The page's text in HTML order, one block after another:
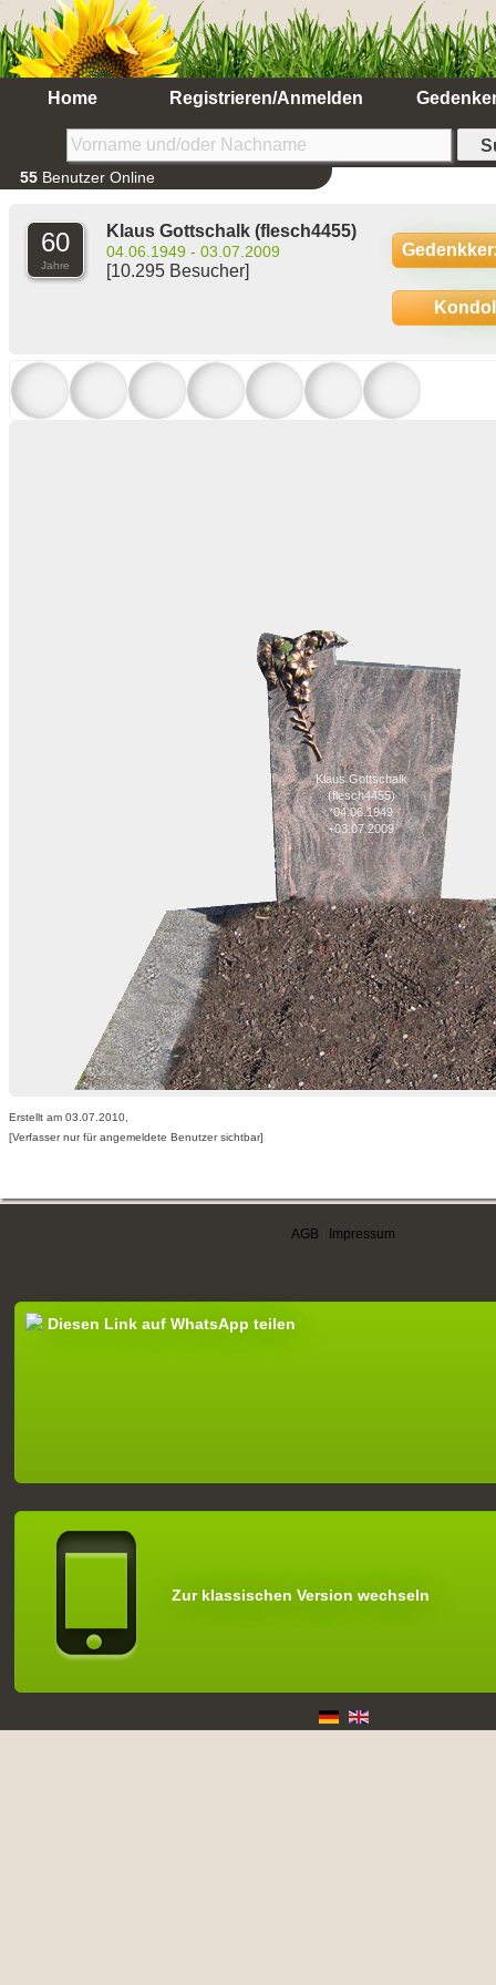
Home Registrieren/Anmelden
55 Benutzer Online
60
Jahre
Klaus Gottschalk (flesch4455)
04.06.1949 - 03.07.2009
[10.295 Besucher]
Klaus Gottschalk
(flesch4455)
*04.06.1949
+03.07.2009
Erstellt am 03.07.2010,
[Verfasser nur für angemeldete Benutzer sichtbar]
AGB Impressum
Diesen Link auf WhatsApp teilen
Zur klassischen Version wechseln